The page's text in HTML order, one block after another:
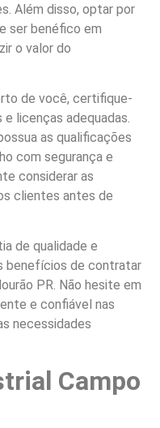
Além disso, optar por
ser benéfico em
o valor do
de você, certifique-
licenças adequadas.
as qualificações
com segurança e
considerar as
clientes antes de
de qualidade e
benefícios de contratar
PR. Não hesite em
e confiável nas
necessidades
Campo